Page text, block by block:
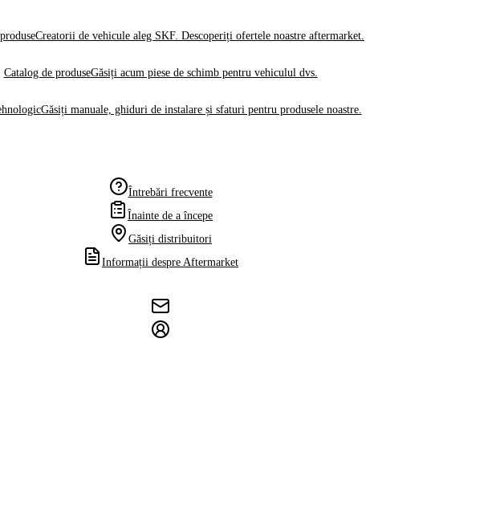
Creatorii de vehicule aleg SKF. Descoperiți ofertele noastre aftermarket.
Catalog de produseGăsiți acum piese de schimb pentru vehiculul dvs.
Găsiți manuale, ghiduri de instalare și sfaturi pentru produsele noastre.
Întrebări frecvente
Înainte de a începe
Găsiți distribuitori
Informații despre Aftermarket